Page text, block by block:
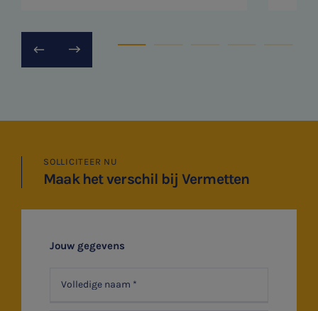
SNEL UW ANTWOORD VINDEN
Meest gezochte onderwerpen
Vacatures
SOLLICITEER NU
Maak het verschil bij Vermetten
Jouw gegevens